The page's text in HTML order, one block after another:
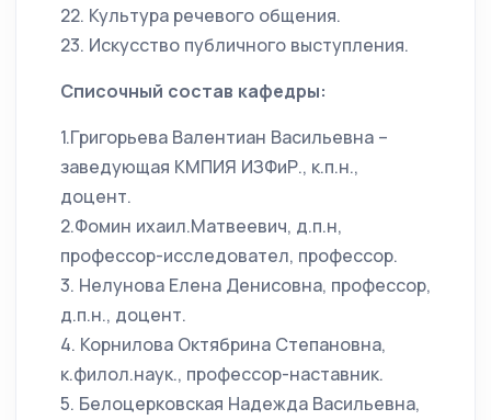
22. Культура речевого общения.
23. Искусство публичного выступления.
Списочный состав кафедры:
1.Григорьева Валентиан Васильевна –
заведующая КМПИЯ ИЗФиР., к.п.н.,
доцент.
2.Фомин ихаил.Матвеевич, д.п.н,
профессор-исследовател, профессор.
3. Нелунова Елена Денисовна, профессор,
д.п.н., доцент.
4. Корнилова Октябрина Степановна,
к.филол.наук., профессор-наставник.
5. Белоцерковская Надежда Васильевна,